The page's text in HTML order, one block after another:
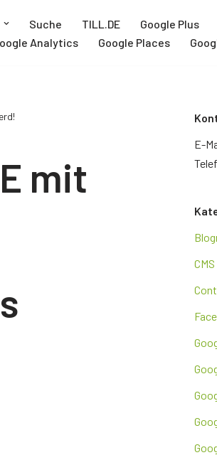
Suche TILL.DE Google Plus
Analytics Google Places
mit
E-